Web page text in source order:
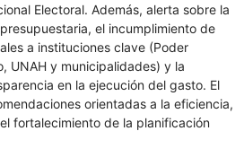
Electoral. Además, alerta sobre la
el incumplimiento de
a instituciones clave (Poder
UNAH y municipalidades) y la
en la ejecución del gasto. El
orientadas a la eficiencia,
fortalecimiento de la planificación